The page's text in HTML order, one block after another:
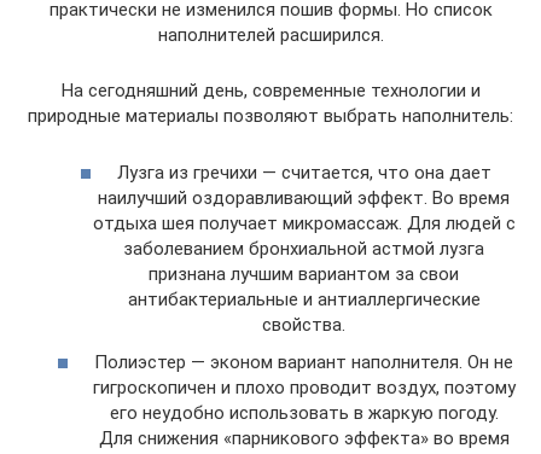
практически не изменился пошив формы. Но список
наполнителей расширился.
На сегодняшний день, современные технологии и
природные материалы позволяют выбрать наполнитель:
Лузга из гречихи — считается, что она дает
наилучший оздоравливающий эффект. Во время
отдыха шея получает микромассаж. Для людей с
заболеванием бронхиальной астмой лузга
признана лучшим вариантом за свои
антибактериальные и антиаллергические
свойства.
Полиэстер — эконом вариант наполнителя. Он не
гигроскопичен и плохо проводит воздух, поэтому
его неудобно использовать в жаркую погоду.
Для снижения «парникового эффекта» во время